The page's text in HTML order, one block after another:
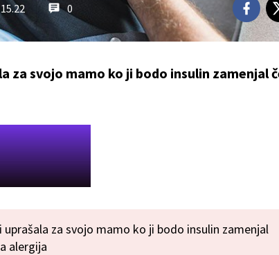
0
za svojo mamo ko ji bodo insulin zamenjal
za svojo mamo ko ji bodo insulin zamenjal
alergija